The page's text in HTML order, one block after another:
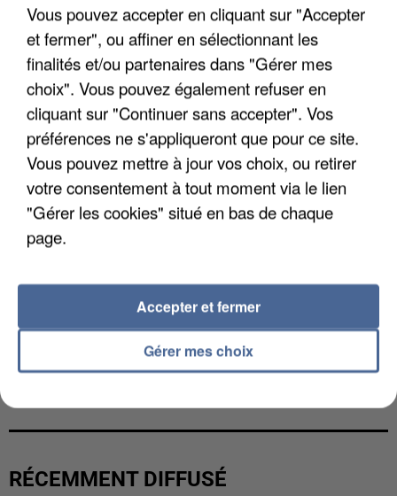
UN SECOND CADRE DE LA DZ MAFIA
INTERPELLÉ EN ALGÉRIE
UNE TOURISTE DE L’OISE EMPORTÉE PAR UNE
RÉCEMMENT DIFFUSÉ
Vous pouvez accepter en cliquant sur "Accepter
et fermer", ou affiner en sélectionnant les
finalités et/ou partenaires dans "Gérer mes
choix". Vous pouvez également refuser en
cliquant sur "Continuer sans accepter". Vos
préférences ne s'appliqueront que pour ce site.
Vous pouvez mettre à jour vos choix, ou retirer
votre consentement à tout moment via le lien
"Gérer les cookies" situé en bas de chaque
page.
Gérer mes choix
Accepter et fermer